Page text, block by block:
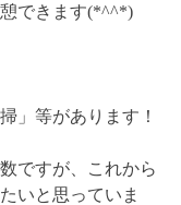
できます(*^^*)
」等があります！
ですが、これから
いと思っていま